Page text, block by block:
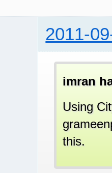
2011-
imran
Using
this.